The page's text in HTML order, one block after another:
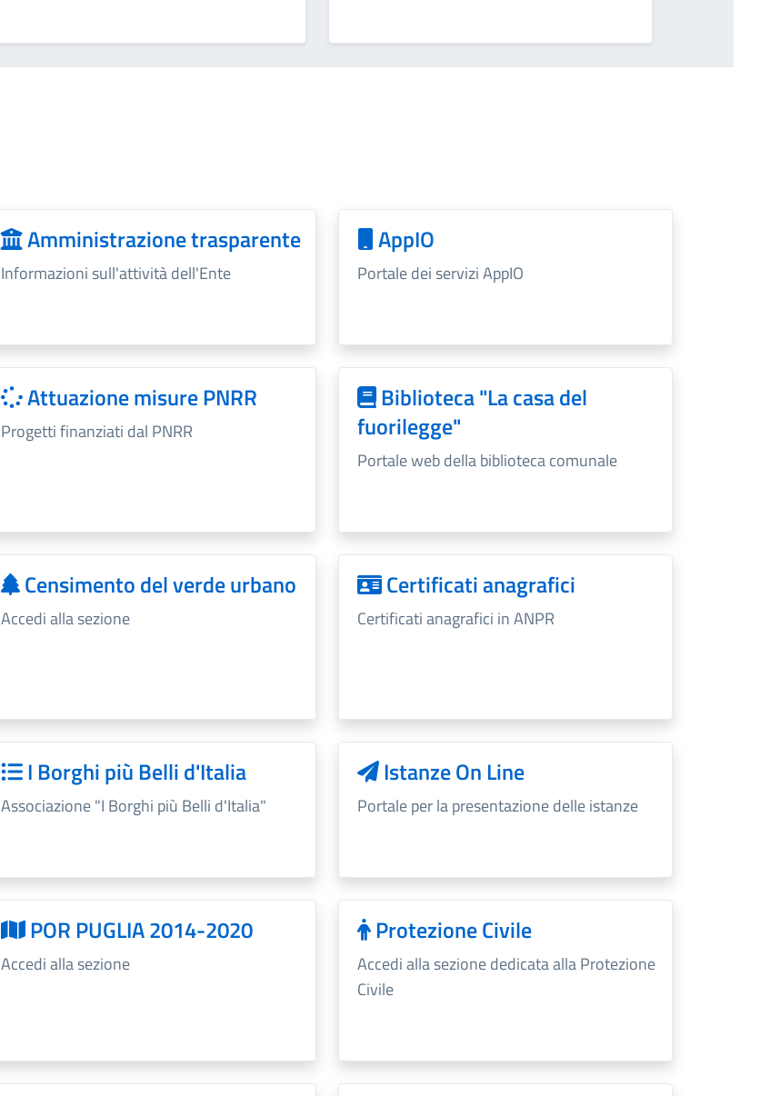
Amministrazione trasparente
Informazioni sull'attività dell'Ente
AppIO
Portale dei servizi AppIO
Attuazione misure PNRR
Progetti finanziati dal PNRR
Biblioteca "La casa del
fuorilegge"
Portale web della biblioteca comunale
Censimento del verde urbano
Accedi alla sezione
Certificati anagrafici
Certificati anagrafici in ANPR
I Borghi più Belli d'Italia
Associazione "I Borghi più Belli d'Italia"
Istanze On Line
Portale per la presentazione delle istanze
POR PUGLIA 2014-2020
Accedi alla sezione
Protezione Civile
Accedi alla sezione dedicata alla Protezione
Civile